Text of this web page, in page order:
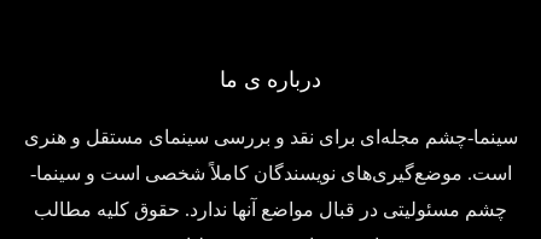
درباره ی ما
سینما-چشم مجله‌ای برای نقد و بررسی سینمای مستقل و هنری
است. موضع‌گیری‌های نویسندگان کاملاً شخصی است و سینما-
چشم مسئولیتی در قبال مواضع آنها ندارد. حقوق کلیه مطالب